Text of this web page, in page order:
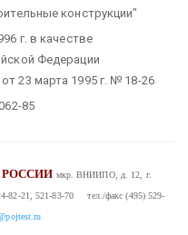
конструкции"
г. в качестве
Федерации
23 марта 1995 г. № 18-26
85
мкр. ВНИИПО, д. 12, г.
82-21, 521-83-70 тел./факс (495) 529-